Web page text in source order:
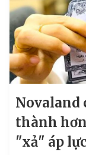
Novaland
thành
"xả" áp